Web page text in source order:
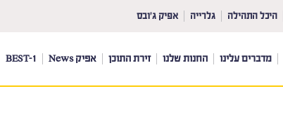
היכל התהילה גלרייה אפיק ג’ובס
מדברים עלינו החנות שלנו זירת התוכן אפיק News BEST-1